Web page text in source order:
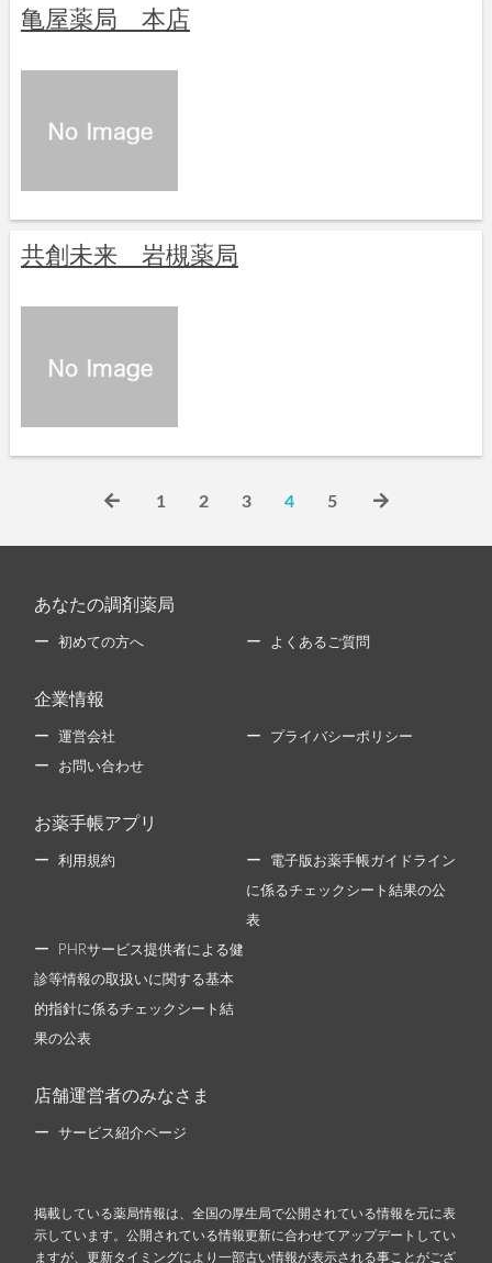
亀屋薬局 本店
共創未来 岩槻薬局
1 2 3 4 5
あなたの調剤薬局
初めての方へ よくあるご質問
企業情報
運営会社 プライバシーポリシー
お問い合わせ
お薬手帳アプリ
利用規約 電子版お薬手帳ガイドライン
に係るチェックシート結果の公
表
PHRサービス提供者による健
診等情報の取扱いに関する基本
的指針に係るチェックシート結
果の公表
店舗運営者のみなさま
サービス紹介ページ
掲載している薬局情報は、全国の厚生局で公開されている情報を元に表
示しています。公開されている情報更新に合わせてアップデートしてい
ますが、更新タイミングにより一部古い情報が表示される事ことがござ